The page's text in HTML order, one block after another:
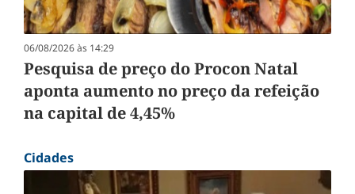
06/08/2026 às 14:29
Pesquisa de preço do Procon Natal
aponta aumento no preço da refeição
na capital de 4,45%
Cidades